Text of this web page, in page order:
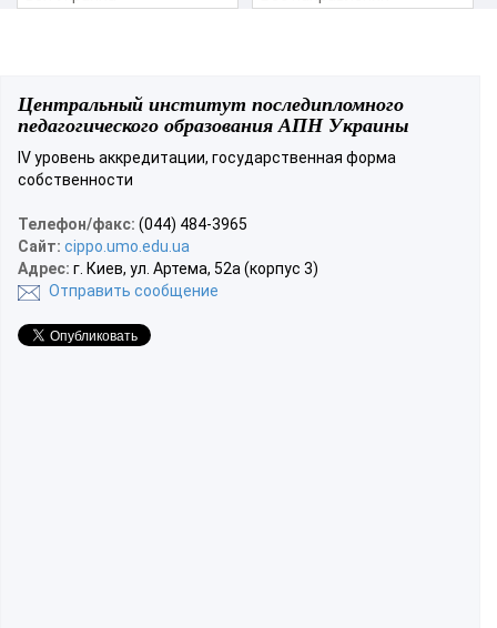
Центральный институт последипломного
педагогического образования АПН Украины
IV уровень аккредитации, государственная форма
собственности
Телефон/факс: (044) 484-3965
Сайт: cippo.umo.edu.ua
Адрес: г. Киев, ул. Артема, 52а (корпус 3)
Отправить сообщение